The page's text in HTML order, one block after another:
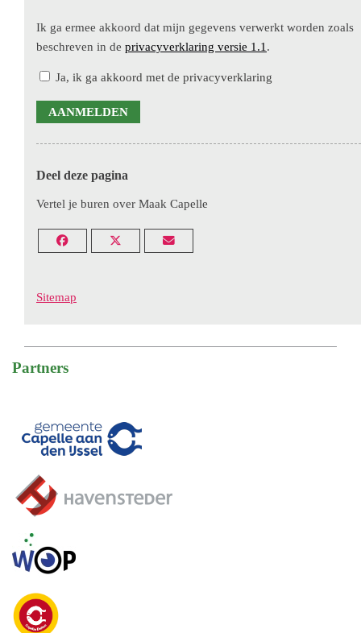
Ik ga ermee akkoord dat mijn gegevens verwerkt worden zoals
beschreven in de privacyverklaring versie 1.1 .
Ja, ik ga akkoord met de privacyverklaring
AANMELDEN
Deel deze pagina
Vertel je buren over Maak Capelle
Sitemap
Partners